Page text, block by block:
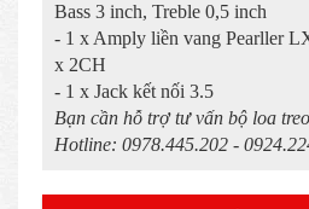
Bass 3 inch, Treble 0,5 inch
- 1 x Amply liền vang Pearller
x 2CH
- 1 x Jack kết nối 3.5
Bạn cần hỗ trợ tư vấn bộ loa
Hotline: 0978.445.202 -